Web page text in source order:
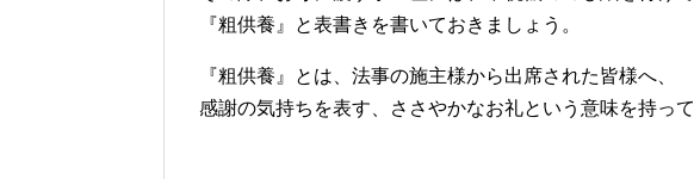
『粗供養』と表書きを書いておきましょう。
『粗供養』とは、法事の施主様から出席された皆様へ、
感謝の気持ちを表す、ささやかなお礼という意味を持って